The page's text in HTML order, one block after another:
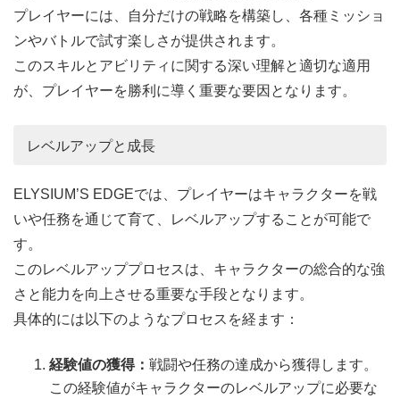
プレイヤーには、自分だけの戦略を構築し、各種ミッショ
ンやバトルで試す楽しさが提供されます。
このスキルとアビリティに関する深い理解と適切な適用
が、プレイヤーを勝利に導く重要な要因となります。
レベルアップと成長
ELYSIUM’S EDGEでは、プレイヤーはキャラクターを戦
いや任務を通じて育て、レベルアップすることが可能で
す。
このレベルアッププロセスは、キャラクターの総合的な強
さと能力を向上させる重要な手段となります。
具体的には以下のようなプロセスを経ます：
経験値の獲得： 戦闘や任務の達成から獲得します。
この経験値がキャラクターのレベルアップに必要な